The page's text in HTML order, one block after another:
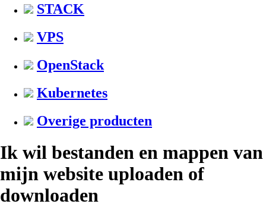
STACK
VPS
OpenStack
Kubernetes
Overige producten
Ik wil bestanden en mappen van
mijn website uploaden of
downloaden